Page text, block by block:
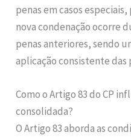
penas em casos
nova condenação ocorre
penas anteriores, sendo
aplicação consistente das
Como o Artigo 83 do CP
consolidada?
O Artigo 83 aborda as